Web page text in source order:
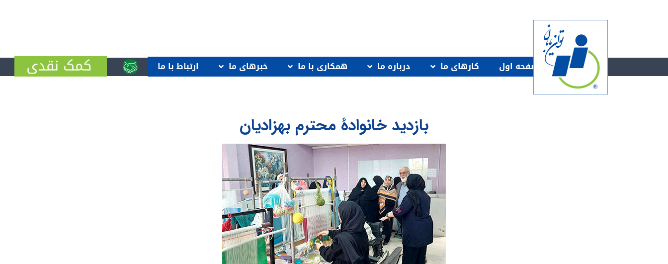
صفحه اول كارهاى ما درباره ما همكارى با ما خبرهاى ما ارتباط با ما
بازديد خانوادۀ محترم بهزاديان